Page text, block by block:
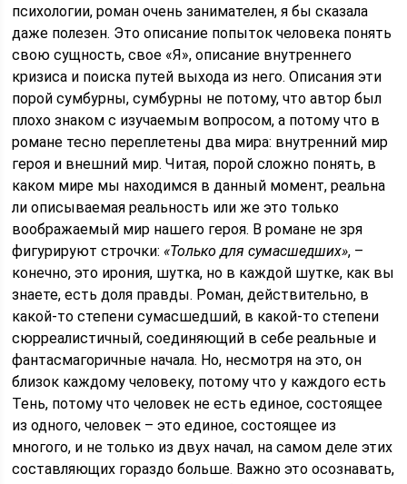
психологии, роман очень занимателен, я бы сказала
даже полезен. Это описание попыток человека понять
свою сущность, свое «Я», описание внутреннего
кризиса и поиска путей выхода из него. Описания эти
порой сумбурны, сумбурны не потому, что автор был
плохо знаком с изучаемым вопросом, а потому что в
романе тесно переплетены два мира: внутренний мир
героя и внешний мир. Читая, порой сложно понять, в
каком мире мы находимся в данный момент, реальна
ли описываемая реальность или же это только
воображаемый мир нашего героя. В романе не зря
фигурируют строчки:«Только для сумасшедших», –
конечно, это ирония, шутка, но в каждой шутке, как вы
знаете, есть доля правды. Роман, действительно, в
какой-то степени сумасшедший, в какой-то степени
сюрреалистичный, соединяющий в себе реальные и
фантасмагоричные начала. Но, несмотря на это, он
близок каждому человеку, потому что у каждого есть
Тень, потому что человек не есть единое, состоящее
из одного, человек – это единое, состоящее из
многого, и не только из двух начал, на самом деле этих
составляющих гораздо больше. Важно это осознавать,